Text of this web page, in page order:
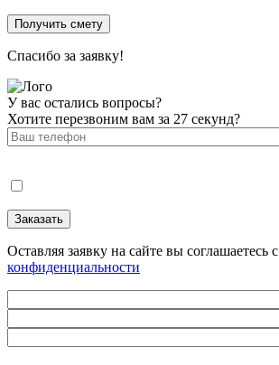
Спасибо за заявку!
У вас остались вопросы?
Хотите перезвоним вам за 27 секунд?
Оставляя заявку на сайте вы соглашаетесь с
конфиденциальности